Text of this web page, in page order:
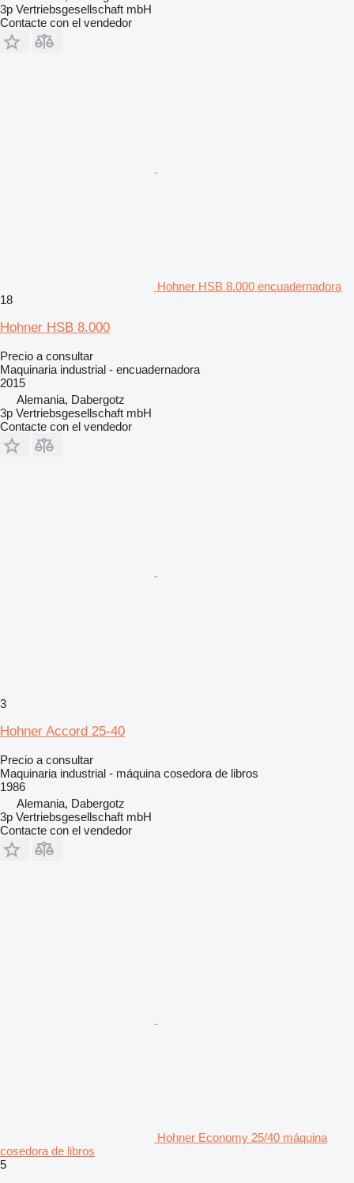
3p Vertriebsgesellschaft mbH
Contacte con el vendedor
Hohner HSB 8.000 encuadernadora
18
Hohner HSB 8.000
Precio a consultar
Maquinaria industrial - encuadernadora
2015
Alemania, Dabergotz
3p Vertriebsgesellschaft mbH
Contacte con el vendedor
3
Hohner Accord 25-40
Precio a consultar
Maquinaria industrial - máquina cosedora de libros
1986
Alemania, Dabergotz
3p Vertriebsgesellschaft mbH
Contacte con el vendedor
Hohner Economy 25/40 máquina
cosedora de libros
5